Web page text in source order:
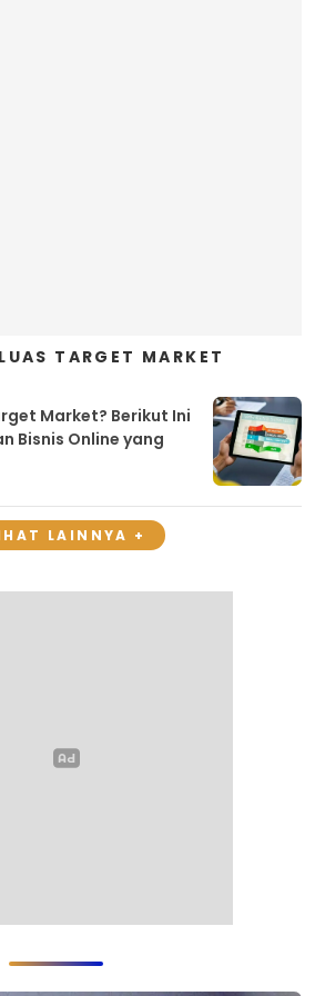
TARGET MARKET
Market? Berikut Ini
Bisnis Online yang
LAINNYA +